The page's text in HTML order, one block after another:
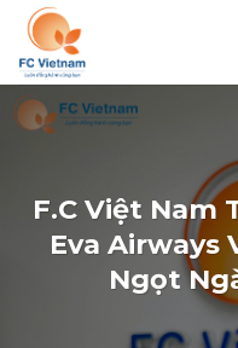
Chuyển
đến
nội
dung
F.C Việt Nam
Eva Airways
Ngọt